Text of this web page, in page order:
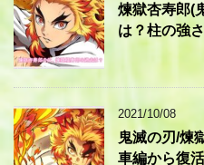
煉獄杏寿郎(
は？柱の強
2021/10/08
鬼滅の刃/煉
車編から復